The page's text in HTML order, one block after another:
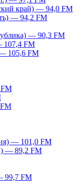
край) — 94,0 FM
— 94,2 FM
— 90,3 FM
107,4 FM
105,6 FM
— 101,0 FM
— 89,2 FM
99,7 FM